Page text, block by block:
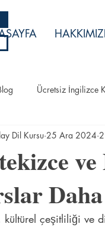
Ücretsiz İngilizce
Kursu
Dil Kursu 25 Ara 2024
kültürel çeşitliliği ve